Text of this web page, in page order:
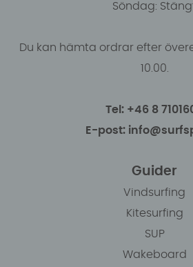
Söndag:
Du kan hämta ordrar efter
10.00.
Tel: +46 8
E-post:
Guider
Vindsurfing
Kitesurfing
SUP
Wakeboard